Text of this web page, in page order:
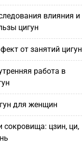
цигун
от занятий цигун
для женщин